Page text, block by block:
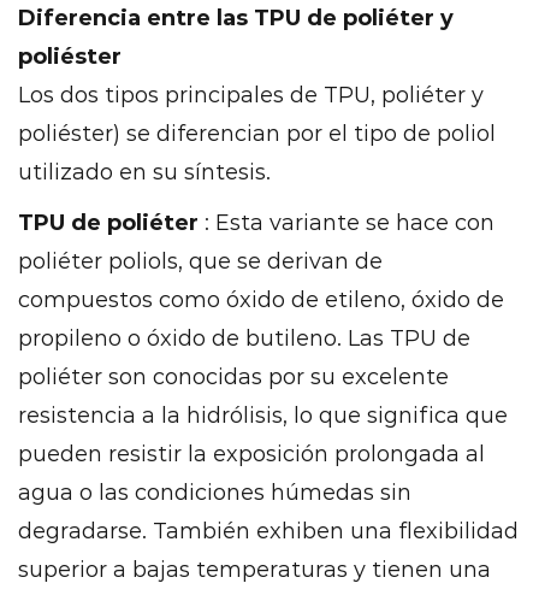
Procesos
de
fabricación
poliéter
TPU
12.1
Extrusión
Moldura
de
inyección
12.3
Moldura
Termoformado
12.5
Moldura
Diferencia entre las TPU de poliéter y
poliéster
Los dos tipos principales de TPU, poliéter y
poliéster) se diferencian por el tipo de poliol
utilizado en su síntesis.
TPU de poliéter : Esta variante se hace con
poliéter poliols, que se derivan de
compuestos como óxido de etileno, óxido de
propileno o óxido de butileno. Las TPU de
poliéter son conocidas por su excelente
resistencia a la hidrólisis, lo que significa que
pueden resistir la exposición prolongada al
agua o las condiciones húmedas sin
degradarse. También exhiben una flexibilidad
superior a bajas temperaturas y tienen una